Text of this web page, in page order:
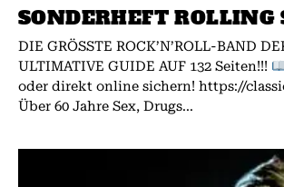
SONDERHEFT ROLLING
DIE GRÖSSTE ROCK’N’ROLL-BAND
ULTIMATIVE GUIDE AUF 132 Seiten!!!
oder direkt online sichern! https://
Über 60 Jahre Sex, Drugs...